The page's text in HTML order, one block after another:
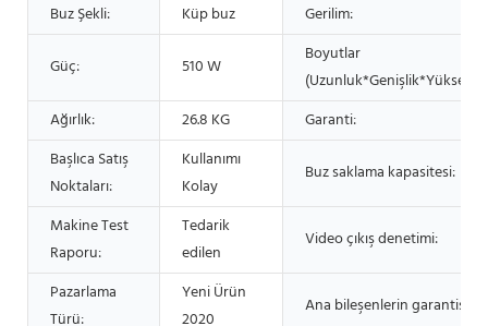
Buz Şekli:
Küp buz Gerilim:
Güç: 510 W
Boyutlar
Ağırlık:
26.8 KG
Garanti:
Başlıca Satış
Noktaları:
Kullanımı
Kolay
Buz saklama kapasitesi:
Makine Test
Raporu:
Tedarik
edilen
Video çıkış denetimi:
Pazarlama
Türü:
Yeni Ürün
2020
Ana bileşenlerin garantisi: